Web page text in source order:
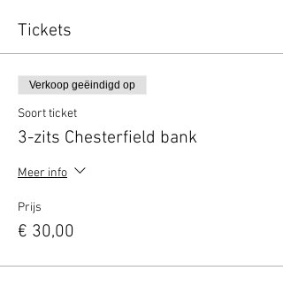
Tickets
Verkoop geëindigd op
Soort ticket
3-zits Chesterfield bank
Meer info
Prijs
€ 30,00